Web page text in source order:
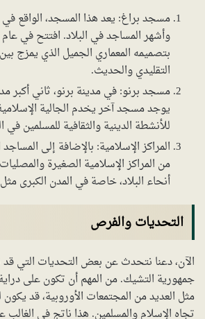
مسجد براغ: يعد هذا المسجد، الواقع في
بتصميمه المعماري الجميل الذي يمزج
التقليدي والحديث.
مسجد برنو: في مدينة برنو، ثاني أكبر
يوجد مسجد آخر يخدم الجالية
للأنشطة الدينية والثقافية للمسلمين في
المراكز الإسلامية: بالإضافة إلى
من المراكز الإسلامية الصغيرة
أنحاء البلاد، خاصة في المدن الكبرى
التحديات والفرص
الآن، دعنا نتحدث عن بعض التحديات التي
جمهورية التشيك. من المهم أن تكون على
مثل العديد من المجتمعات الأوروبية، قد
تجاه الإسلام والمسلمين. هذا ناتج في